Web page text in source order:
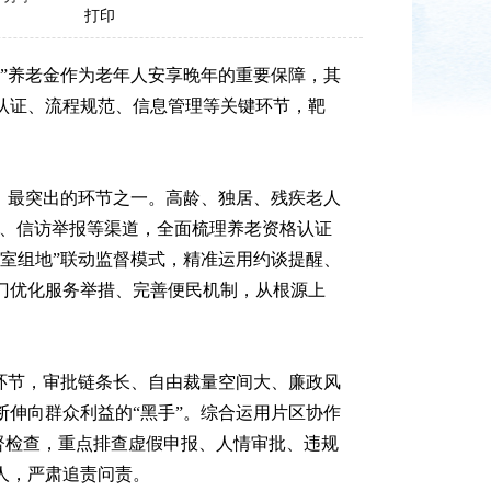
打印
老金作为老年人安享晚年的重要保障，其
、流程规范、信息管理等关键环节，靶
突出的环节之一。高龄、独居、残疾老人
信访举报等渠道，全面梳理养老资格认证
地”联动监督模式，精准运用约谈提醒、
化服务举措、完善便民机制，从根源上
，审批链条长、自由裁量空间大、廉政风
向群众利益的“黑手”。综合运用片区协作
查，重点排查虚假申报、人情审批、违规
严肃追责问责。